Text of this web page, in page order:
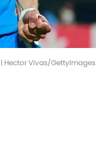
Hector Vivas/GettyImages